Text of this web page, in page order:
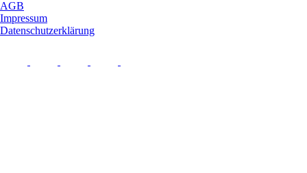
AGB
Impressum
Datenschutzerklärung